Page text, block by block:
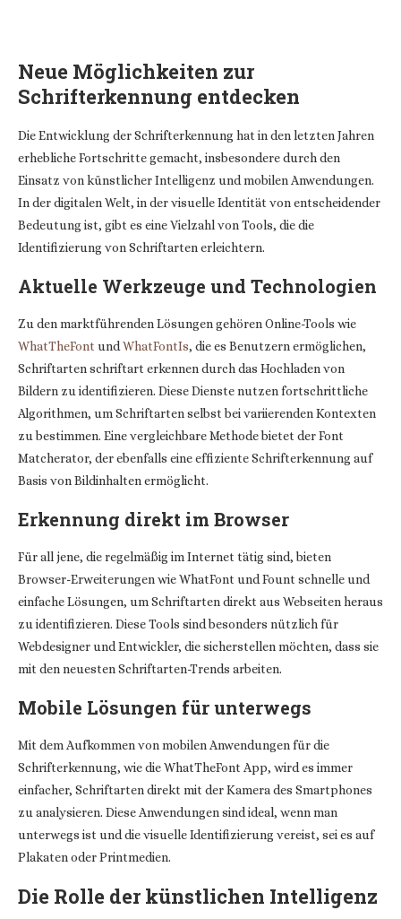
Neue Möglichkeiten zur
Schrifterkennung entdecken
Die Entwicklung der Schrifterkennung hat in den letzten Jahren
erhebliche Fortschritte gemacht, insbesondere durch den
Einsatz von künstlicher Intelligenz und mobilen Anwendungen.
In der digitalen Welt, in der visuelle Identität von entscheidender
Bedeutung ist, gibt es eine Vielzahl von Tools, die die
Identifizierung von Schriftarten erleichtern.
Aktuelle Werkzeuge und Technologien
Zu den marktführenden Lösungen gehören Online-Tools wie
WhatTheFont und WhatFontIs, die es Benutzern ermöglichen,
Schriftartenschriftart erkennendurch das Hochladen von
Bildern zu identifizieren. Diese Dienste nutzen fortschrittliche
Algorithmen, um Schriftarten selbst bei variierenden Kontexten
zu bestimmen. Eine vergleichbare Methode bietet der Font
Matcherator, der ebenfalls eine effiziente Schrifterkennung auf
Basis von Bildinhalten ermöglicht.
Erkennung direkt im Browser
Für all jene, die regelmäßig im Internet tätig sind, bieten
Browser-Erweiterungen wie WhatFont und Fount schnelle und
einfache Lösungen, um Schriftarten direkt aus Webseiten heraus
zu identifizieren. Diese Tools sind besonders nützlich für
Webdesigner und Entwickler, die sicherstellen möchten, dass sie
mit den neuesten Schriftarten-Trends arbeiten.
Mobile Lösungen für unterwegs
Mit dem Aufkommen von mobilen Anwendungen für die
Schrifterkennung, wie die WhatTheFont App, wird es immer
einfacher, Schriftarten direkt mit der Kamera des Smartphones
zu analysieren. Diese Anwendungen sind ideal, wenn man
unterwegs ist und die visuelle Identifizierung vereist, sei es auf
Plakaten oder Printmedien.
Die Rolle der künstlichen Intelligenz